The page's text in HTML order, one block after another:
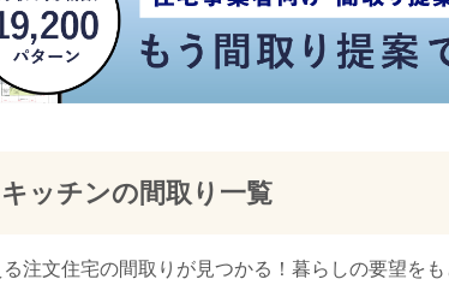
ッチンの間取り一覧
る注文住宅の間取りが見つかる！暮らしの要望